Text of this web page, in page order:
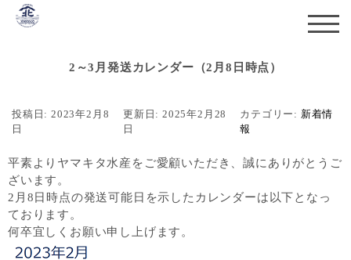
2～3月発送カレンダー（2月8日時点）
投稿日: 2023年2月8
日
更新日: 2025年2月28
日
カテゴリー: 新着情
報
平素よりヤマキタ水産をご愛顧いただき、誠にありがとうご
ざいます。
2月8日時点の発送可能日を示したカレンダーは以下となっ
ております。
何卒宜しくお願い申し上げます。